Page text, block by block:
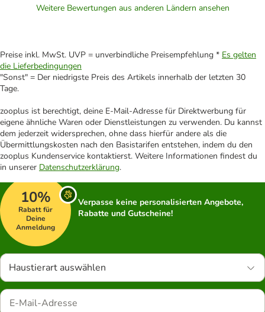
Weitere Bewertungen aus anderen Ländern ansehen
Preise inkl. MwSt. UVP = unverbindliche Preisempfehlung * Es gelten
die Lieferbedingungen
"Sonst" = Der niedrigste Preis des Artikels innerhalb der letzten 30
Tage.
zooplus ist berechtigt, deine E-Mail-Adresse für Direktwerbung für
eigene ähnliche Waren oder Dienstleistungen zu verwenden. Du kannst
dem jederzeit widersprechen, ohne dass hierfür andere als die
Übermittlungskosten nach den Basistarifen entstehen, indem du den
zooplus Kundenservice kontaktierst. Weitere Informationen findest du
in unserer Datenschutzerklärung.
10%
Rabatt für
Deine
Anmeldung
Verpasse keine personalisierten Angebote,
Rabatte und Gutscheine!
Haustierart auswählen